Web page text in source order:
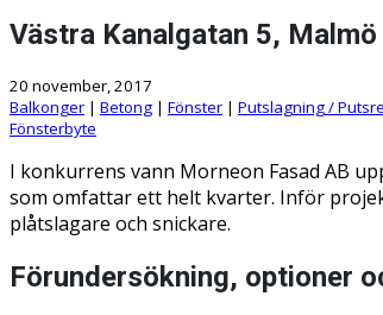
Västra Kanalgatan 5,
20 november, 2017
Balkonger | Betong | Fönster | Putslagning /
Fönsterbyte
I konkurrens vann Morneon Fasad AB
som omfattar ett helt kvarter. Inför
plåtslagare och snickare.
Förundersökning, optioner